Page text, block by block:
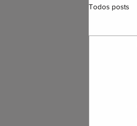
Todos posts